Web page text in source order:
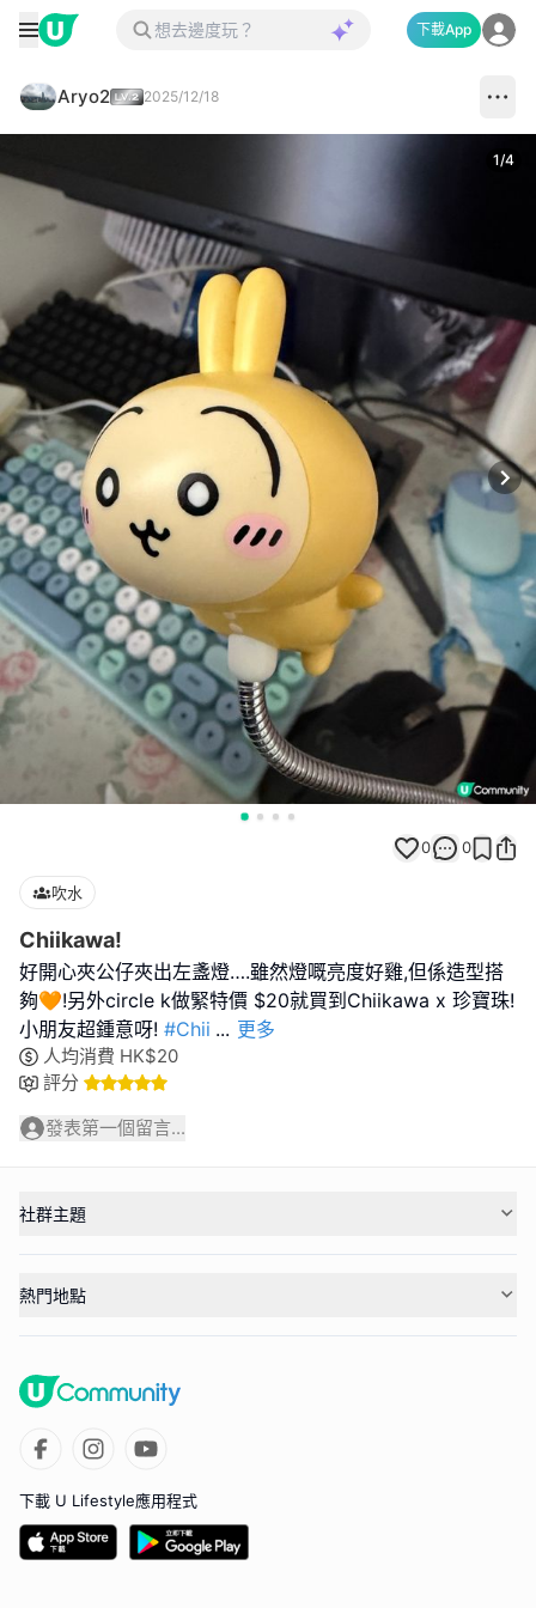
下載App
Aryo2 2025/12/18
1/4
0 0
吹水
Chiikawa!
好開心夾公仔夾出左盞燈….雖然燈嘅亮度好雞,但係造型搭
夠🧡!另外circle k做緊特價 $20就買到Chiikawa x 珍寶珠!
小朋友超鍾意呀! #Chii ... 更多
人均消費 HK$20
評分
發表第一個留言...
社群主題
熱門地點
下載 U Lifestyle應用程式